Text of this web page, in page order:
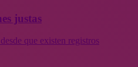
justas
que existen registros